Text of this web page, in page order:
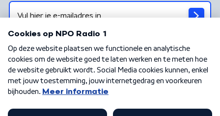
Algemene voorwaarden